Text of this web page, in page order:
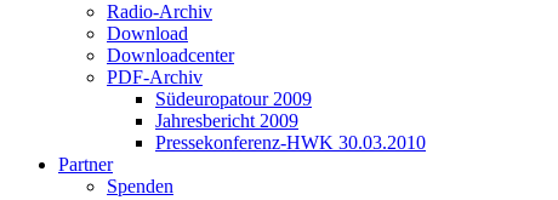
Radio-Archiv
Download
Downloadcenter
PDF-Archiv
Südeuropatour 2009
Jahresbericht 2009
Pressekonferenz-HWK 30.03.2010
Partner
Spenden